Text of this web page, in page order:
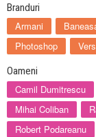
Branduri
Armani
Photoshop
Oameni
Camil Dumitrescu
Mihai Coliban
Robert Podareanu